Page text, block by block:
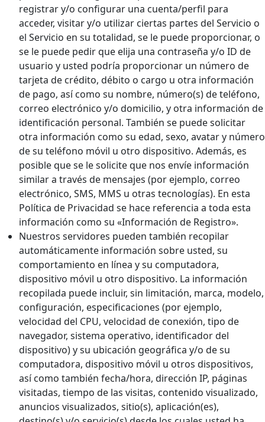
registrar y/o configurar una cuenta/perfil para
acceder, visitar y/o utilizar ciertas partes del Servicio o
el Servicio en su totalidad, se le puede proporcionar, o
se le puede pedir que elija una contraseña y/o ID de
usuario y usted podría proporcionar un número de
tarjeta de crédito, débito o cargo u otra información
de pago, así como su nombre, número(s) de teléfono,
correo electrónico y/o domicilio, y otra información de
identificación personal. También se puede solicitar
otra información como su edad, sexo, avatar y número
de su teléfono móvil u otro dispositivo. Además, es
posible que se le solicite que nos envíe información
similar a través de mensajes (por ejemplo, correo
electrónico, SMS, MMS u otras tecnologías). En esta
Política de Privacidad se hace referencia a toda esta
información como su «Información de Registro».
Nuestros servidores pueden también recopilar
automáticamente información sobre usted, su
comportamiento en línea y su computadora,
dispositivo móvil u otro dispositivo. La información
recopilada puede incluir, sin limitación, marca, modelo,
configuración, especificaciones (por ejemplo,
velocidad del CPU, velocidad de conexión, tipo de
navegador, sistema operativo, identificador del
dispositivo) y su ubicación geográfica y/o de su
computadora, dispositivo móvil u otros dispositivos,
así como también fecha/hora, dirección IP, páginas
visitadas, tiempo de las visitas, contenido visualizado,
anuncios visualizados, sitio(s), aplicación(es),